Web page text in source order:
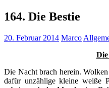
164. Die Bestie
20. Februar 2014 Marco
Die
Die Nacht brach herein.
dafür unzählige kleine weiße